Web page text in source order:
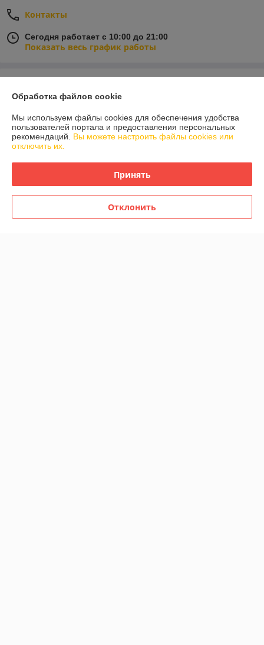
Контакты
Сегодня работает с 10:00 до 21:00
Показать весь график работы
27.08.2024
Елена
Спасибо за оперативную доставку в Могилёв. Товар в отличном
состоянии! Очень внимательное и вежливое обслуживание!
Рекомендую
Обработка файлов cookie
Мы используем файлы cookies для обеспечения удобства
пользователей портала и предоставления персональных
рекомендаций. Вы можете настроить файлы cookies или
отключить их.
Принять
Отклонить